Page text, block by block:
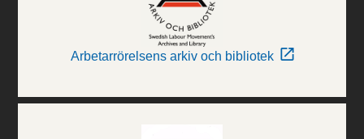
Arbetarrörelsens arkiv och bibliotek